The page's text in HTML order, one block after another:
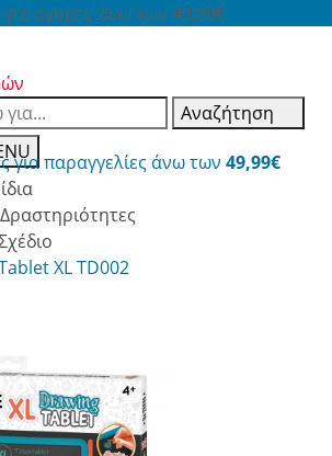
αγορές άνω των 49,99€
Αναζήτηση
για παραγγελίες άνω των 49,99€
XL TD002